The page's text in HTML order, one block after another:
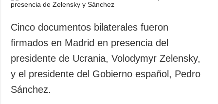
Cinco documentos bilaterales fueron
firmados en Madrid en presencia del
presidente de Ucrania, Volodymyr Zelensky,
y el presidente del Gobierno español, Pedro
Sánchez.